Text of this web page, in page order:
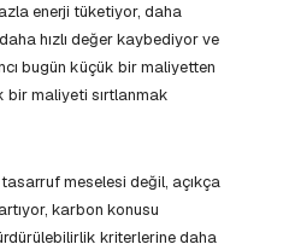
enerji tüketiyor, daha
hızlı değer kaybediyor ve
bugün küçük bir maliyetten
bir maliyeti sırtlanmak
meselesi değil, açıkça
karbon konusu
kriterlerine daha